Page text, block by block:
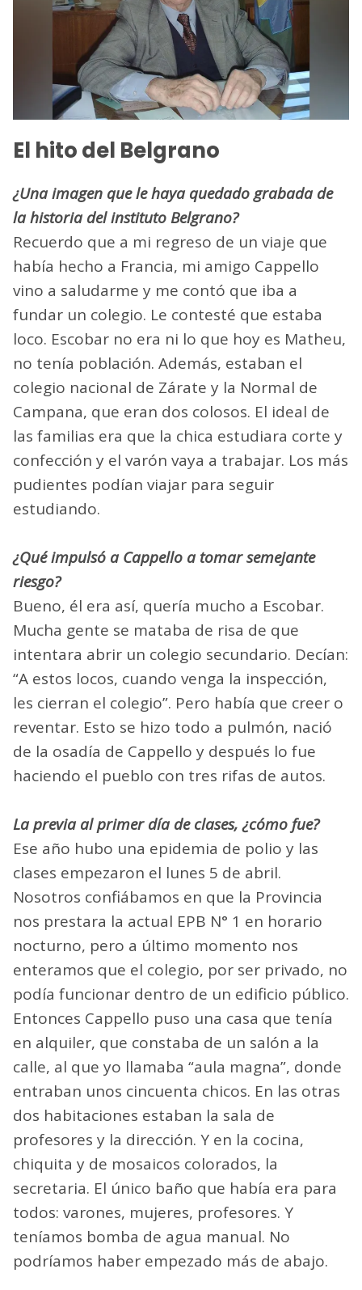
El hito del Belgrano
¿Una imagen que le haya quedado grabada de
la historia del instituto Belgrano?
Recuerdo que a mi regreso de un viaje que
había hecho a Francia, mi amigo Cappello
vino a saludarme y me contó que iba a
fundar un colegio. Le contesté que estaba
loco. Escobar no era ni lo que hoy es Matheu,
no tenía población. Además, estaban el
colegio nacional de Zárate y la Normal de
Campana, que eran dos colosos. El ideal de
las familias era que la chica estudiara corte y
confección y el varón vaya a trabajar. Los más
pudientes podían viajar para seguir
estudiando.
¿Qué impulsó a Cappello a tomar semejante
riesgo?
Bueno, él era así, quería mucho a Escobar.
Mucha gente se mataba de risa de que
intentara abrir un colegio secundario. Decían:
“A estos locos, cuando venga la inspección,
les cierran el colegio”. Pero había que creer o
reventar. Esto se hizo todo a pulmón, nació
de la osadía de Cappello y después lo fue
haciendo el pueblo con tres rifas de autos.
La previa al primer día de clases, ¿cómo fue?
Ese año hubo una epidemia de polio y las
clases empezaron el lunes 5 de abril.
Nosotros confiábamos en que la Provincia
nos prestara la actual EPB N° 1 en horario
nocturno, pero a último momento nos
enteramos que el colegio, por ser privado, no
podía funcionar dentro de un edificio público.
Entonces Cappello puso una casa que tenía
en alquiler, que constaba de un salón a la
calle, al que yo llamaba “aula magna”, donde
entraban unos cincuenta chicos. En las otras
dos habitaciones estaban la sala de
profesores y la dirección. Y en la cocina,
chiquita y de mosaicos colorados, la
secretaria. El único baño que había era para
todos: varones, mujeres, profesores. Y
teníamos bomba de agua manual. No
podríamos haber empezado más de abajo.